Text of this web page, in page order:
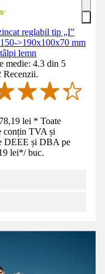
reglabil tip „I”
>190x100x70 mm
lemn
medie: 4.3 din 5
Recenzii.
lei * Toate
conțin TVA și
DEEE și DBA pe
lei*/ buc.